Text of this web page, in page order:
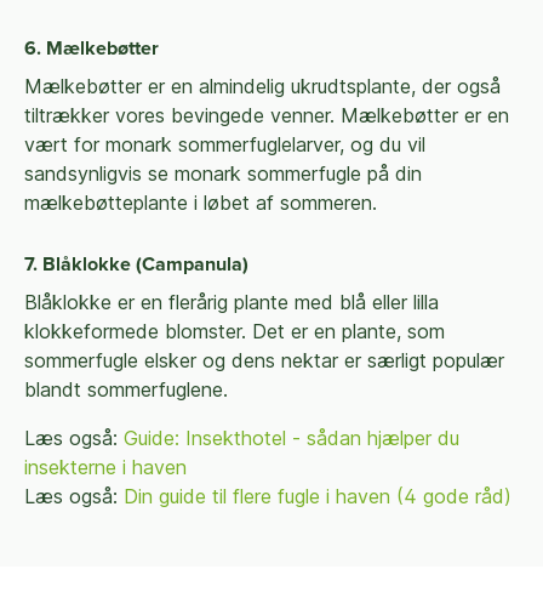
6. Mælkebøtter
Mælkebøtter er en almindelig ukrudtsplante, der også
tiltrækker vores bevingede venner. Mælkebøtter er en
vært for monark sommerfuglelarver, og du vil
sandsynligvis se monark sommerfugle på din
mælkebøtteplante i løbet af sommeren.
7. Blåklokke (Campanula)
Blåklokke er en flerårig plante med blå eller lilla
klokkeformede blomster. Det er en plante, som
sommerfugle elsker og dens nektar er særligt populær
blandt sommerfuglene.
Læs også: Guide: Insekthotel - sådan hjælper du
insekterne i haven
Læs også: Din guide til flere fugle i haven (4 gode råd)